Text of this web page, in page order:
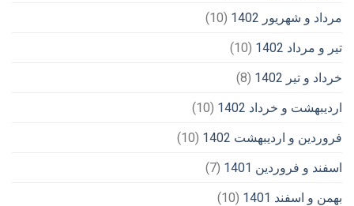
مرداد و شهریور 1402
(10)
تیر و مرداد 1402
(10)
خرداد و تیر 1402
(8)
اردیبهشت و خرداد 1402
(10)
فروردین و اردیبهشت 1402
(10)
اسفند و فروردین 1401
(7)
بهمن و اسفند 1401
(10)